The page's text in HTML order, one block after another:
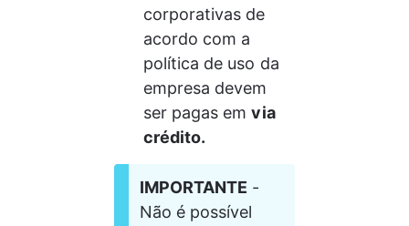
corporativas de
acordo com a
política de uso da
empresa devem
ser pagas em via
crédito.
IMPORTANTE -
Não é possível